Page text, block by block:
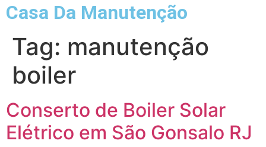
Casa Da Manutenção
Tag: manutenção
boiler
Conserto de Boiler Solar
Elétrico em São Gonsalo RJ